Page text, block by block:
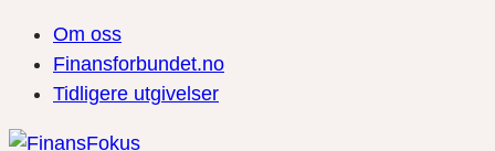
Om oss
Finansforbundet.no
Tidligere utgivelser